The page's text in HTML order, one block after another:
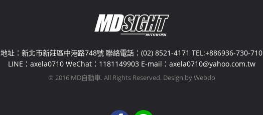
地址：新北市新莊區中港路748號 聯絡電話：(02) 8521-4171 TEL:+886936-730-710
LINE：axela0710 WeChat：1181149903 E-mail：axela0710@yahoo.com.tw
© 2016 MD自動車. All Rights Reserved. Design by Webdo